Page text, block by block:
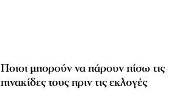
Ποιοι μπορούν να πάρουν πίσω τις
πινακίδες τους πριν τις εκλογές